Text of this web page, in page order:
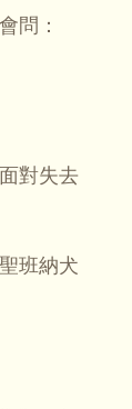
問：
對失去
班納犬